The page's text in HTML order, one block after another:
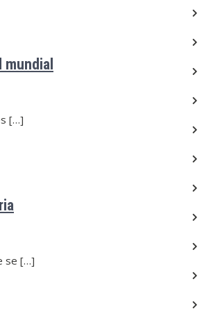
[…]
se […]